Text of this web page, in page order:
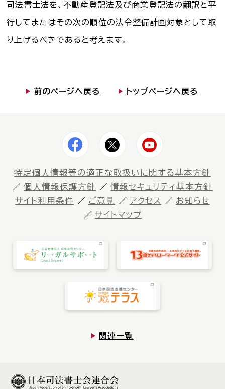
司法書士法を、不動産登記法及び商業登記法の翻訳と平
行してまたはその次の順位の法令整備計画対象として取
り上げるべきであると考えます。
前のページへ戻る トップページへ戻る
特定個⼈情報等の適正な取扱いに関する基本⽅針
個⼈情報保護⽅針
情報セキュリティ基本方針
サイト利⽤条件
ご意⾒ アクセス
お知らせ
サイトマップ
関連一覧